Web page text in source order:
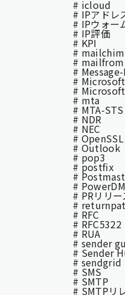
# icloud
# IPアドレ
# IPウォー
# IP評価
# KPI
#
# mailfrom
#
# Microsoft
#
# mta
# MTA-STS
# NDR
# NEC
# OpenSSL
# Outlook
# pop3
# postfix
#
#
# PRリリー
#
# RFC
# RFC5322
# RUA
# sender
# Sender
# sendgrid
# SMS
# SMTP
# SMTPリ